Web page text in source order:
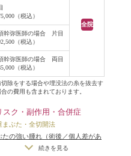
内部処理をして二重のラインを
しました。
後は自然な末広型二重になりま
。
な二重を作ったことにより、ま
の生え際が見えるようになっ
黒目の露出も増え、華やかな印
目になりました。
全院
（税込）
幹弥医師の場合 片目
（税込）
幹弥医師の場合 両目
（税込）
切除をする場合や埋没法の糸を抜去す
合の費用も含まれております。
スク・副作用・合併症
まぶた・全切開法
たの強い腫れ（術後／個人差があ
内出血（術後）/
続きを見る